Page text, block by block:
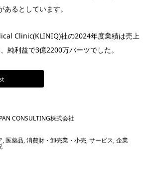
るとしています。
Clinic(KLINIQ)社の2024年度業績は売上
純利益で3億2200万バーツでした。
CONSULTING株式会社
,医薬品,消費財・卸売業・小売,サービス,企業